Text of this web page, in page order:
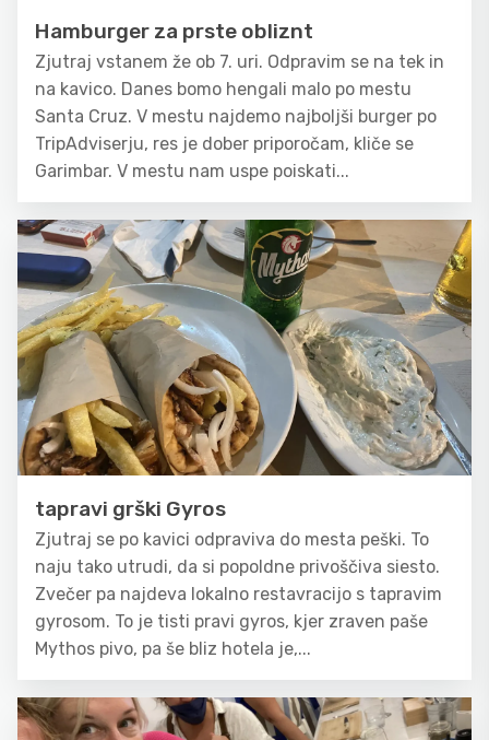
Hamburger za prste obliznt
Zjutraj vstanem že ob 7. uri. Odpravim se na tek in
na kavico. Danes bomo hengali malo po mestu
Santa Cruz. V mestu najdemo najboljši burger po
TripAdviserju, res je dober priporočam, kliče se
Garimbar. V mestu nam uspe poiskati...
tapravi grški Gyros
Zjutraj se po kavici odpraviva do mesta peški. To
naju tako utrudi, da si popoldne privoščiva siesto.
Zvečer pa najdeva lokalno restavracijo s tapravim
gyrosom. To je tisti pravi gyros, kjer zraven paše
Mythos pivo, pa še bliz hotela je,...